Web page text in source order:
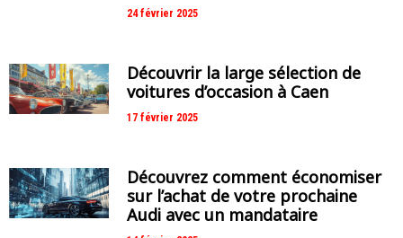
24 février 2025
Découvrir la large sélection de
voitures d’occasion à Caen
17 février 2025
Découvrez comment économiser
sur l’achat de votre prochaine
Audi avec un mandataire